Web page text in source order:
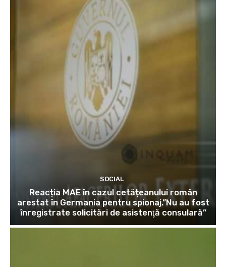
SOCIAL
Reacția MAE în cazul cetățeanului român
arestat în Germania pentru spionaj.”Nu au fost
înregistrate solicitări de asistenţă consulară”